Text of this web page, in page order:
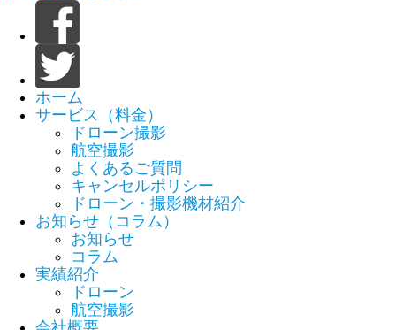
ホーム
サービス（料金）
ドローン撮影
航空撮影
よくあるご質問
キャンセルポリシー
ドローン・撮影機材紹介
お知らせ（コラム）
お知らせ
コラム
実績紹介
ドローン
航空撮影